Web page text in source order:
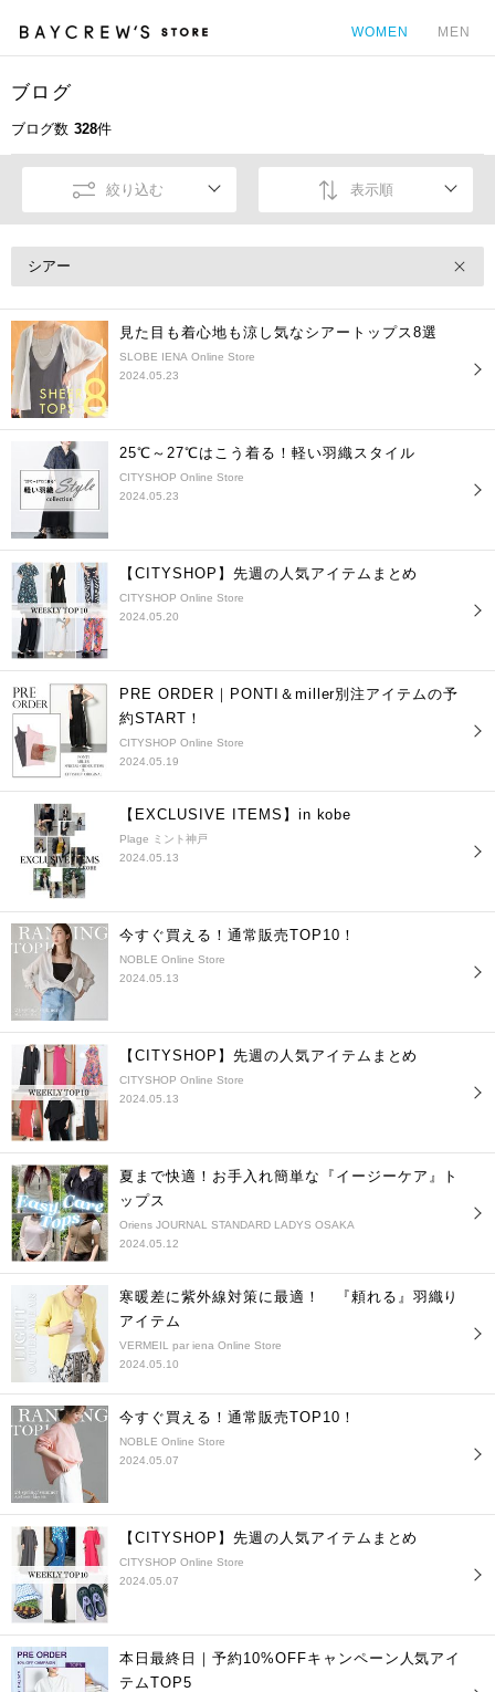
WOMEN MEN
ブログ
ブログ数 328件
絞り込む 表示順
シアー
見た目も着心地も涼し気なシアートップス8選
SLOBE IENA Online Store
2024.05.23
25℃～27℃はこう着る！軽い羽織スタイル
CITYSHOP Online Store
2024.05.23
【CITYSHOP】先週の人気アイテムまとめ
CITYSHOP Online Store
2024.05.20
PRE ORDER｜PONTI＆miller別注アイテムの予
約START！
CITYSHOP Online Store
2024.05.19
【EXCLUSIVE ITEMS】in kobe
Plage ミント神戸
2024.05.13
今すぐ買える！通常販売TOP10！
NOBLE Online Store
2024.05.13
【CITYSHOP】先週の人気アイテムまとめ
CITYSHOP Online Store
2024.05.13
夏まで快適！お手入れ簡単な『イージーケア』ト
ップス
Oriens JOURNAL STANDARD LADYS OSAKA
2024.05.12
寒暖差に紫外線対策に最適！ 『頼れる』羽織り
アイテム
VERMEIL par iena Online Store
2024.05.10
今すぐ買える！通常販売TOP10！
NOBLE Online Store
2024.05.07
【CITYSHOP】先週の人気アイテムまとめ
CITYSHOP Online Store
2024.05.07
本日最終日｜予約10%OFFキャンペーン人気アイ
テムTOP5